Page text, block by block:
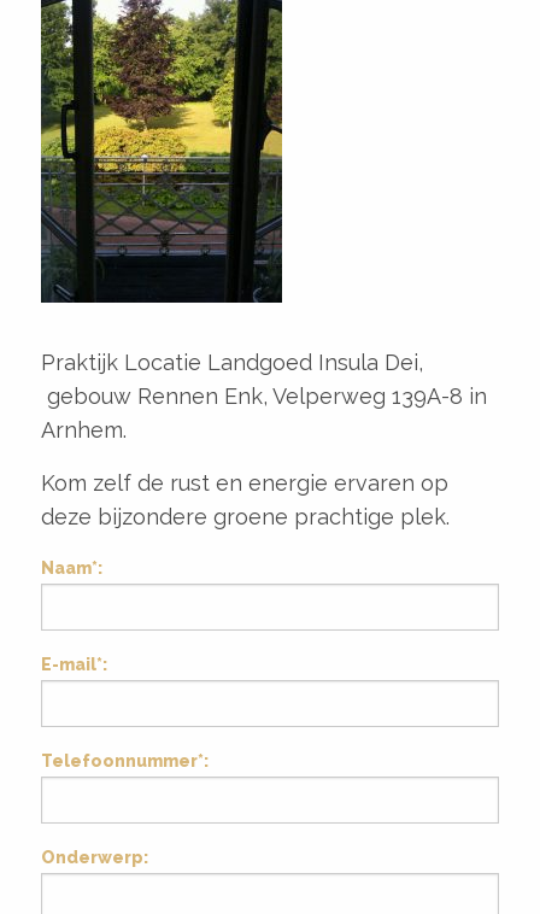
Praktijk Locatie Landgoed Insula Dei,
gebouw Rennen Enk, Velperweg 139A-8 in
Arnhem.
Kom zelf de rust en energie ervaren op
deze bijzondere groene prachtige plek.
Naam*:
E-mail*:
Telefoonnummer*:
Onderwerp: